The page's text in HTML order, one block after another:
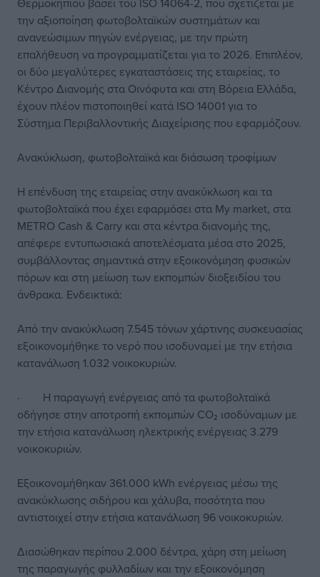
την αξιοποίηση φωτοβολταϊκών συστημάτων και
ανανεώσιμων πηγών ενέργειας, με την πρώτη
επαλήθευση να προγραμματίζεται για το 2026. Επιπλέον,
οι δύο μεγαλύτερες εγκαταστάσεις της εταιρείας, το
Κέντρο Διανομής στα Οινόφυτα και στη Βόρεια Ελλάδα,
έχουν πλέον πιστοποιηθεί κατά ISO 14001 για το
Σύστημα Περιβαλλοντικής Διαχείρισης που εφαρμόζουν.
Ανακύκλωση, φωτοβολταϊκά και διάσωση τροφίμων
Η επένδυση της εταιρείας στην ανακύκλωση και τα
φωτοβολταϊκά που έχει εφαρμόσει στα My market, στα
METRO Cash & Carry και στα κέντρα διανομής της,
απέφερε εντυπωσιακά αποτελέσματα μέσα στο 2025,
συμβάλλοντας σημαντικά στην εξοικονόμηση φυσικών
πόρων και στη μείωση των εκπομπών διοξειδίου του
άνθρακα. Ενδεικτικά:
Από την ανακύκλωση 7.545 τόνων χάρτινης συσκευασίας
εξοικονομήθηκε το νερό που ισοδυναμεί με την ετήσια
κατανάλωση 1.032 νοικοκυριών.
· Η παραγωγή ενέργειας από τα φωτοβολταϊκά
οδήγησε στην αποτροπή εκπομπών CO₂ ισοδύναμων με
την ετήσια κατανάλωση ηλεκτρικής ενέργειας 3.279
νοικοκυριών.
Εξοικονομήθηκαν 361.000 kWh ενέργειας μέσω της
ανακύκλωσης σιδήρου και χάλυβα, ποσότητα που
αντιστοιχεί στην ετήσια κατανάλωση 96 νοικοκυριών.
Διασώθηκαν περίπου 2.000 δέντρα, χάρη στη μείωση
της παραγωγής φυλλαδίων και την εξοικονόμηση